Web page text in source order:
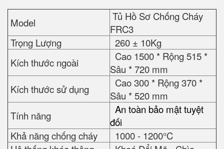
Model
Tủ Hồ Sơ Chống Cháy
FRC3
Trọng Lượng
260 ± 10Kg
Kích thước ngoài
Cao 1500 * Rộng 515 *
Sâu * 720 mm
Kích thước sử dụng
Cao 300 * Rộng 370 *
Sâu * 520 mm
Tính năng
An toàn bảo mật tuyệt
đối
Khả năng chống cháy
1000 - 1200°C